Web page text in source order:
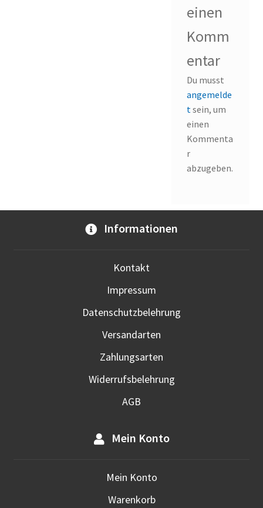
einen
Komm
entar
Du musst
angemelde
tsein, um
einen
Kommenta
r
abzugeben.
Informationen
Kontakt
Impressum
Datenschutzbelehrung
Versandarten
Zahlungsarten
Widerrufsbelehrung
AGB
Mein Konto
Mein Konto
Warenkorb